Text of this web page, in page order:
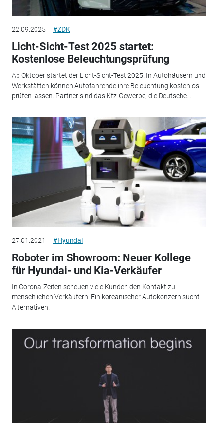
22.09.2025 #ZDK
Licht-Sicht-Test 2025 startet:
Kostenlose Beleuchtungsprüfung
Ab Oktober startet der Licht-Sicht-Test 2025. In Autohäusern und
Werkstätten können Autofahrende ihre Beleuchtung kostenlos
prüfen lassen. Partner sind das Kfz-Gewerbe, die Deutsche...
27.01.2021 #Hyundai
Roboter im Showroom: Neuer Kollege
für Hyundai- und Kia-Verkäufer
In Corona-Zeiten scheuen viele Kunden den Kontakt zu
menschlichen Verkäufern. Ein koreanischer Autokonzern sucht
Alternativen.